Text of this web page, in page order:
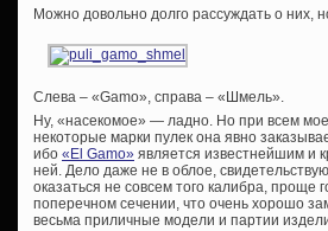
Можно довольно долго рассуждать о них,
Слева – «Gamo», справа – «Шмель».
Ну, «насекомое» — ладно. Но при всем
некоторые марки пулек она явно
ибо «El Gamo» является известнейшим и
ней. Дело даже не в облое,
оказаться не совсем того калибра, проще
поперечном сечении, что очень хорошо
весьма приличные модели и партии